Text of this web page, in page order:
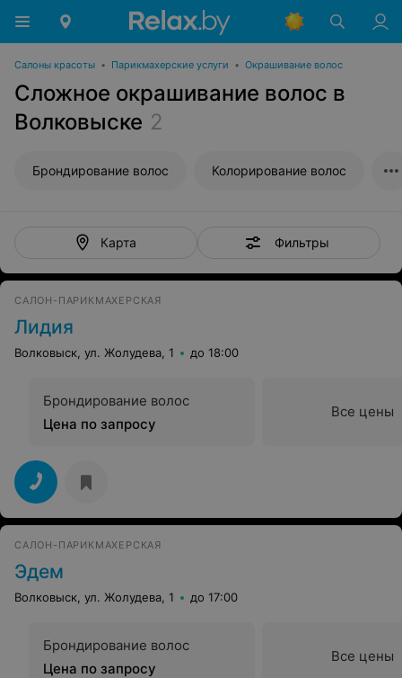
Салоны красоты • Парикмахерские услуги • Окрашивание волос
Сложное окрашивание волос в
Волковыске 2
Брондирование волос Колорирование волос
Карта Фильтры
САЛОН-ПАРИКМАХЕРСКАЯ
Лидия
Волковыск, ул. Жолудева, 1 до 18:00
Брондирование волос
Цена по запросу
Все цены
САЛОН-ПАРИКМАХЕРСКАЯ
Эдем
Волковыск, ул. Жолудева, 1 до 17:00
Брондирование волос
Цена по запросу
Все цены